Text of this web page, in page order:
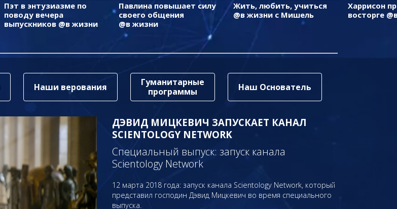
Пэт в энтузиазме по
поводу вечера
выпускников @в жизни
Павлина повышает силу
своего общения
@в жизни
Жить, любить, учиться
@в жизни с Мишель
Харрисон
восторге
Наши верования
Гуманитарные
программы
Наш Основатель
ДЭВИД МИЦКЕВИЧ ЗАПУСКАЕТ КАНАЛ
SCIENTOLOGY NETWORK
Специальный выпуск: запуск канала
Scientology Network
12 марта 2018 года: запуск канала Scientology Network, который
представил господин Дэвид Мицкевич во время специального
выпуска.